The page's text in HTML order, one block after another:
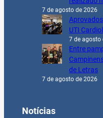
7 de agosto de 2026
UTI
7 de agosto
Entre
de Letras
7 de agosto de 2026
Notícias